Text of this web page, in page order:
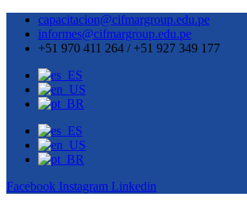
capacitacion@cifmargroup.edu.pe
informes@cifmargroup.edu.pe
+51 970 411 264 / +51 927 349 177
Facebook Instagram Linkedin